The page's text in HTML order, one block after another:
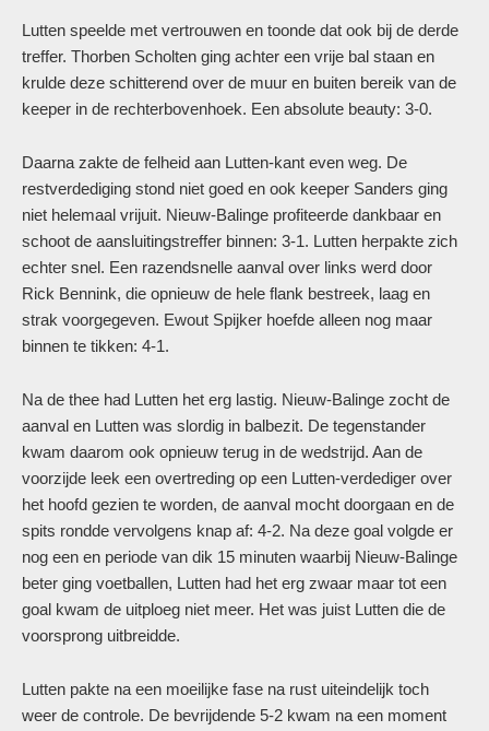
Lutten speelde met vertrouwen en toonde dat ook bij de derde
treffer. Thorben Scholten ging achter een vrije bal staan en
krulde deze schitterend over de muur en buiten bereik van de
keeper in de rechterbovenhoek. Een absolute beauty: 3-0.
Daarna zakte de felheid aan Lutten-kant even weg. De
restverdediging stond niet goed en ook keeper Sanders ging
niet helemaal vrijuit. Nieuw-Balinge profiteerde dankbaar en
schoot de aansluitingstreffer binnen: 3-1. Lutten herpakte zich
echter snel. Een razendsnelle aanval over links werd door
Rick Bennink, die opnieuw de hele flank bestreek, laag en
strak voorgegeven. Ewout Spijker hoefde alleen nog maar
binnen te tikken: 4-1.
Na de thee had Lutten het erg lastig. Nieuw-Balinge zocht de
aanval en Lutten was slordig in balbezit. De tegenstander
kwam daarom ook opnieuw terug in de wedstrijd. Aan de
voorzijde leek een overtreding op een Lutten-verdediger over
het hoofd gezien te worden, de aanval mocht doorgaan en de
spits rondde vervolgens knap af: 4-2. Na deze goal volgde er
nog een en periode van dik 15 minuten waarbij Nieuw-Balinge
beter ging voetballen, Lutten had het erg zwaar maar tot een
goal kwam de uitploeg niet meer. Het was juist Lutten die de
voorsprong uitbreidde.
Lutten pakte na een moeilijke fase na rust uiteindelijk toch
weer de controle. De bevrijdende 5-2 kwam na een moment